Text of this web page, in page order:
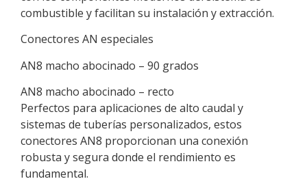
combustible y facilitan su instalación y extracción.
Conectores AN especiales
AN8 macho abocinado – 90 grados
AN8 macho abocinado – recto
Perfectos para aplicaciones de alto caudal y
sistemas de tuberías personalizados, estos
conectores AN8 proporcionan una conexión
robusta y segura donde el rendimiento es
fundamental.